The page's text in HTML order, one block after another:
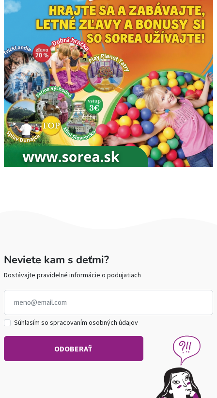
Neviete kam s deťmi?
Dostávajte pravidelné informácie o podujatiach
Súhlasím so spracovaním osobných údajov